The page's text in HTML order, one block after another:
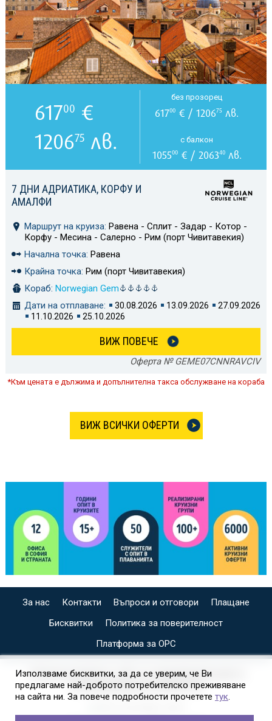
7 ДНИ АДРИАТИКА, КОРФУ И
АМАЛФИ
Маршрут на круиза: Равена - Сплит - Задар - Котор -
Корфу - Месина - Салерно - Рим (порт Чивитавекия)
Начална точка: Равена
Крайна точка: Рим (порт Чивитавекия)
Кораб: Norwegian Gem
Дати на отплаване:
30.08.2026 13.09.2026
27.09.2026
11.10.2026
25.10.2026
ВИЖ ПОВЕЧЕ
Оферта № GEME07CNNRAVCIV
61700 €
120675 лв.
без прозорец
61700 € / 120675 лв.
с балкон
105500€ / 206340лв.
*Към цената е дължима и допълнителна такса обслужване на кораба
ВИЖ ВСИЧКИ ОФЕРТИ
За нас Контакти Въпроси и отговори
Плащане
Бисквитки
Политика за поверителност
Платформа за ОРС
СПЕЦИАЛИЗИРАН САЙТ ЗА ИНДИВИДУАЛНИ И
ОРГАНИЗИРАНИ КРУИЗИ НА
Използваме бисквитки, за да се уверим, че Ви
предлагаме най-доброто потребителско преживяване
на сайта ни. За повече подробности прочетете тук.